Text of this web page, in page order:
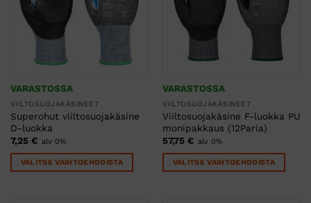
VARASTOSSA
VIILTOSUOJAKÄSINEET
Superohut viiltosuojakäsine
D-luokka
7,25 € alv 0%
VALITSE VAIHTOEHDOISTA
VARASTOSSA
VIILTOSUOJAKÄSINEET
Viiltosuojakäsine F-luokka PU
monipakkaus (12Paria)
57,75 € alv 0%
VALITSE VAIHTOEHDOISTA